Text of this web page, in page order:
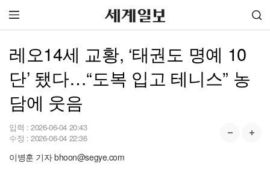
레오14세 교황, ‘태권도 명예 10
단’ 됐다…“도복 입고 테니스” 농
담에 웃음
입력 : 2026-06-04 20:43
수정 : 2026-06-04 22:36
이병훈 기자 bhoon@segye.com